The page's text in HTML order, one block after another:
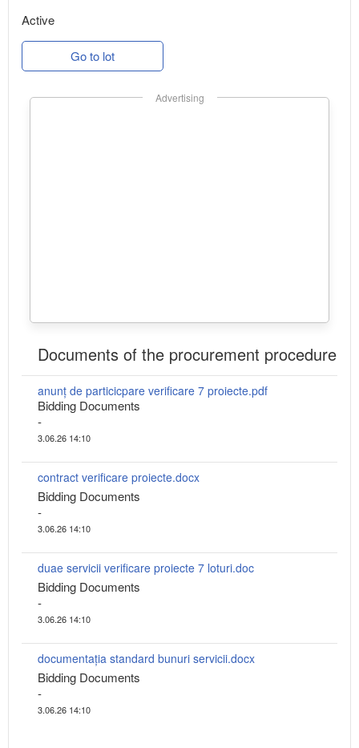
Active
Go to lot
Advertising
Documents of the procurement procedure
anunț de particicpare verificare 7 proiecte.pdf
Bidding Documents
-
3.06.26 14:10
contract verificare proiecte.docx
Bidding Documents
-
3.06.26 14:10
duae servicii verificare proiecte 7 loturi.doc
Bidding Documents
-
3.06.26 14:10
documentația standard bunuri servicii.docx
Bidding Documents
-
3.06.26 14:10